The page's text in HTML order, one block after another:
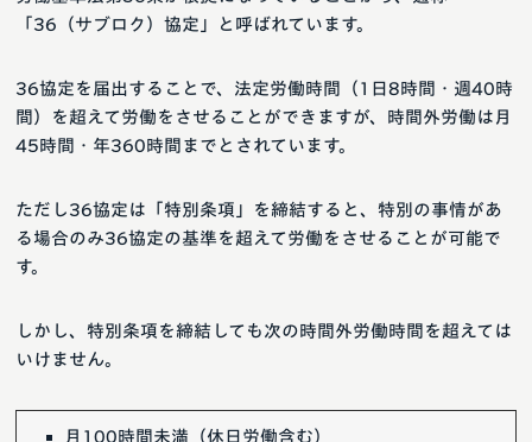
「36（サブロク）協定」と呼ばれています。
36協定を届出することで、法定労働時間（1日8時間・週40時
間）を超えて労働をさせることができますが、時間外労働は月
45時間・年360時間までとされています。
ただし36協定は「特別条項」を締結すると、特別の事情があ
る場合のみ36協定の基準を超えて労働をさせることが可能で
す。
しかし、特別条項を締結しても次の時間外労働時間を超えては
いけません。
月100時間未満（休日労働含む）